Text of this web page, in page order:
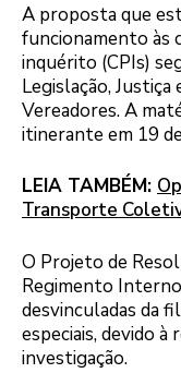
A proposta que
funcionamento às
inquérito (CPIs)
Legislação, Justiça
Vereadores. A
itinerante em 19
LEIA TAMBÉM:
Transporte
O Projeto de
Regimento
desvinculadas da
especiais, devido à
investigação.